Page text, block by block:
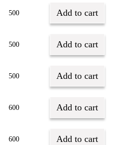
500 Add to cart
500 Add to cart
500 Add to cart
600 Add to cart
600 Add to cart